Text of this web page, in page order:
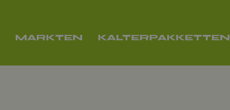
MARKTEN KALTERPAKKETTEN